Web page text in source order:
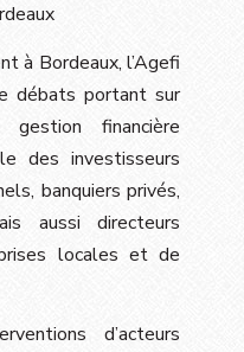
à Bordeaux, l’Agefi
débats portant sur
financière
des investisseurs
banquiers privés,
aussi directeurs
locales et de
d’acteurs